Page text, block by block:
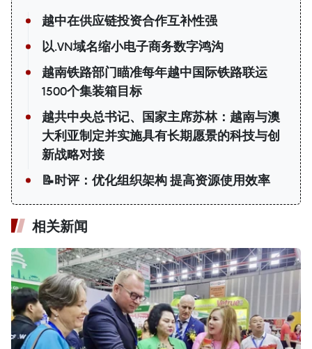
越中在供应链投资合作互补性强
以.VN域名缩小电子商务数字鸿沟
越南铁路部门瞄准每年越中国际铁路联运
1500个集装箱目标
越共中央总书记、国家主席苏林：越南与澳
大利亚制定并实施具有长期愿景的科技与创
新战略对接
📝时评：优化组织架构 提高资源使用效率
相关新闻